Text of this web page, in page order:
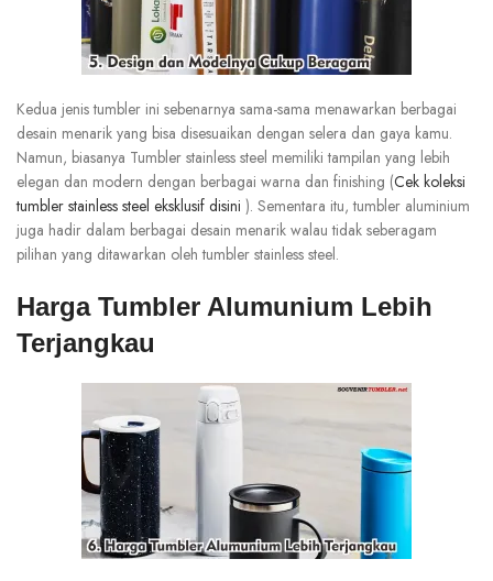
Kedua jenis tumbler ini sebenarnya sama-sama menawarkan berbagai
desain menarik yang bisa disesuaikan dengan selera dan gaya kamu.
Namun, biasanya Tumbler stainless steel memiliki tampilan yang lebih
elegan dan modern dengan berbagai warna dan finishing (Cek koleksi
tumbler stainless steel eksklusif disini ). Sementara itu, tumbler aluminium
juga hadir dalam berbagai desain menarik walau tidak seberagam
pilihan yang ditawarkan oleh tumbler stainless steel.
Harga Tumbler Alumunium Lebih
Terjangkau